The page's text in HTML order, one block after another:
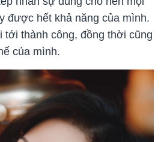
được hết khả năng của mình.
tới thành công, đồng thời cũng
của mình.